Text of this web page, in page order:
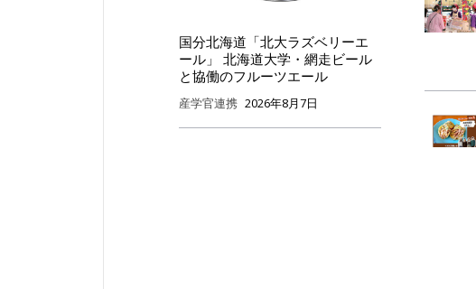
国分北海道「北大ラズベリーエ
ール」 北海道大学・網走ビール
と協働のフルーツエール
産学官連携 2026年8月7日